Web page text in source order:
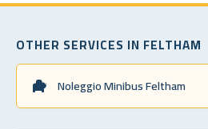
OTHER SERVICES IN FELTHAM
Noleggio Minibus Feltham